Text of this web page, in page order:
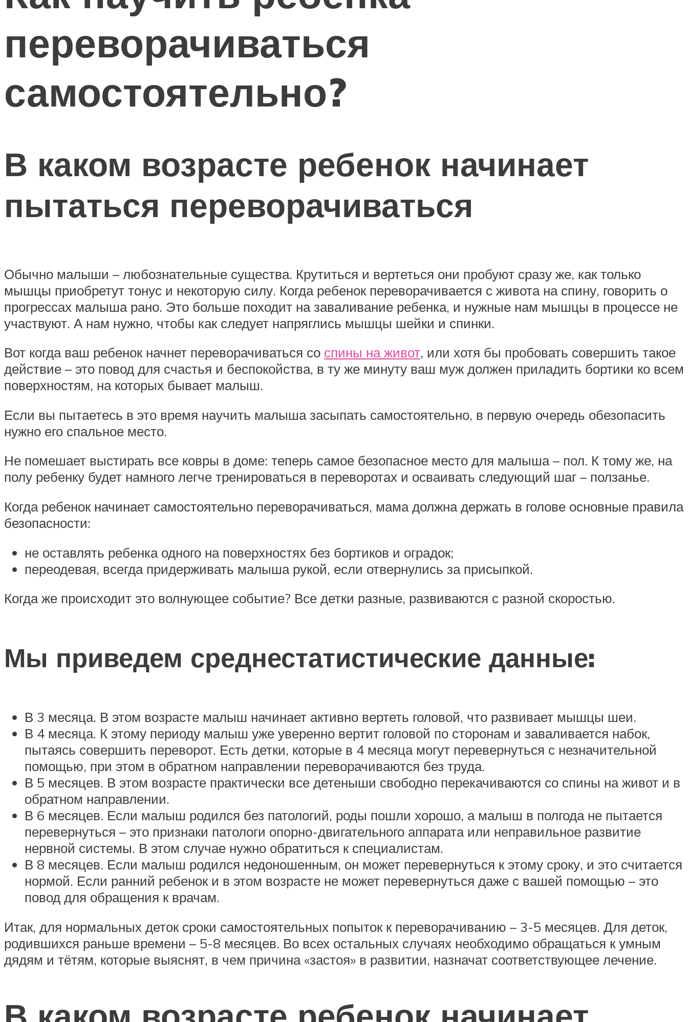
переворачиваться
самостоятельно?
В каком возрасте ребенок начинает
пытаться переворачиваться
Обычно малыши – любознательные существа. Крутиться и вертеться они пробуют сразу же, как только
мышцы приобретут тонус и некоторую силу. Когда ребенок переворачивается с живота на спину, говорить о
прогрессах малыша рано. Это больше походит на заваливание ребенка, и нужные нам мышцы в процессе не
участвуют. А нам нужно, чтобы как следует напряглись мышцы шейки и спинки.
Вот когда ваш ребенок начнет переворачиваться со спины на живот, или хотя бы пробовать совершить такое
действие – это повод для счастья и беспокойства, в ту же минуту ваш муж должен приладить бортики ко всем
поверхностям, на которых бывает малыш.
Если вы пытаетесь в это время научить малыша засыпать самостоятельно, в первую очередь обезопасить
нужно его спальное место.
Не помешает выстирать все ковры в доме: теперь самое безопасное место для малыша – пол. К тому же, на
полу ребенку будет намного легче тренироваться в переворотах и осваивать следующий шаг – ползанье.
Когда ребенок начинает самостоятельно переворачиваться, мама должна держать в голове основные правила
безопасности:
не оставлять ребенка одного на поверхностях без бортиков и оградок;
переодевая, всегда придерживать малыша рукой, если отвернулись за присыпкой.
Когда же происходит это волнующее событие? Все детки разные, развиваются с разной скоростью.
Мы приведем среднестатистические данные:
В 3 месяца. В этом возрасте малыш начинает активно вертеть головой, что развивает мышцы шеи.
В 4 месяца. К этому периоду малыш уже уверенно вертит головой по сторонам и заваливается набок,
пытаясь совершить переворот. Есть детки, которые в 4 месяца могут перевернуться с незначительной
помощью, при этом в обратном направлении переворачиваются без труда.
В 5 месяцев. В этом возрасте практически все детеныши свободно перекачиваются со спины на живот и в
обратном направлении.
В 6 месяцев. Если малыш родился без патологий, роды пошли хорошо, а малыш в полгода не пытается
перевернуться – это признаки патологи опорно-двигательного аппарата или неправильное развитие
нервной системы. В этом случае нужно обратиться к специалистам.
В 8 месяцев. Если малыш родился недоношенным, он может перевернуться к этому сроку, и это считается
нормой. Если ранний ребенок и в этом возрасте не может перевернуться даже с вашей помощью – это
повод для обращения к врачам.
Итак, для нормальных деток сроки самостоятельных попыток к переворачиванию – 3-5 месяцев. Для деток,
родившихся раньше времени – 5-8 месяцев. Во всех остальных случаях необходимо обращаться к умным
дядям и тётям, которые выяснят, в чем причина «застоя» в развитии, назначат соответствующее лечение.